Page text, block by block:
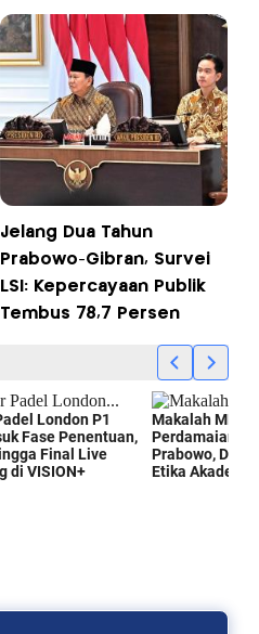
Jelang Dua Tahun
Prabowo-Gibran, Survei
LSI: Kepercayaan Publik
Tembus 78,7 Persen